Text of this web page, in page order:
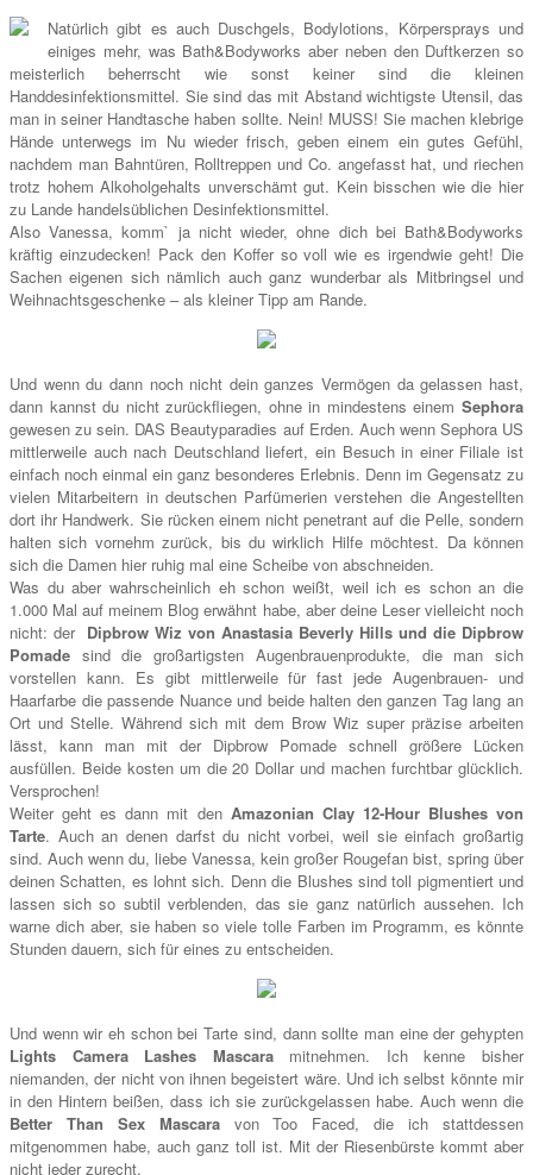
Natürlich gibt es auch Duschgels, Bodylotions, Körpersprays und
einiges mehr, was Bath&Bodyworks aber neben den Duftkerzen so
meisterlich beherrscht wie sonst keiner sind die kleinen
Handdesinfektionsmittel. Sie sind das mit Abstand wichtigste Utensil, das
man in seiner Handtasche haben sollte. Nein! MUSS! Sie machen klebrige
Hände unterwegs im Nu wieder frisch, geben einem ein gutes Gefühl,
nachdem man Bahntüren, Rolltreppen und Co. angefasst hat, und riechen
trotz hohem Alkoholgehalts unverschämt gut. Kein bisschen wie die hier
zu Lande handelsüblichen Desinfektionsmittel.
Also Vanessa, komm` ja nicht wieder, ohne dich bei Bath&Bodyworks
kräftig einzudecken! Pack den Koffer so voll wie es irgendwie geht! Die
Sachen eigenen sich nämlich auch ganz wunderbar als Mitbringsel und
Weihnachtsgeschenke – als kleiner Tipp am Rande.
Und wenn du dann noch nicht dein ganzes Vermögen da gelassen hast,
dann kannst du nicht zurückfliegen, ohne in mindestens einem Sephora
gewesen zu sein. DAS Beautyparadies auf Erden. Auch wenn Sephora US
mittlerweile auch nach Deutschland liefert, ein Besuch in einer Filiale ist
einfach noch einmal ein ganz besonderes Erlebnis. Denn im Gegensatz zu
vielen Mitarbeitern in deutschen Parfümerien verstehen die Angestellten
dort ihr Handwerk. Sie rücken einem nicht penetrant auf die Pelle, sondern
halten sich vornehm zurück, bis du wirklich Hilfe möchtest. Da können
sich die Damen hier ruhig mal eine Scheibe von abschneiden.
Was du aber wahrscheinlich eh schon weißt, weil ich es schon an die
1.000 Mal auf meinem Blog erwähnt habe, aber deine Leser vielleicht noch
nicht: der Dipbrow Wiz von Anastasia Beverly Hills und die Dipbrow
Pomade sind die großartigsten Augenbrauenprodukte, die man sich
vorstellen kann. Es gibt mittlerweile für fast jede Augenbrauen- und
Haarfarbe die passende Nuance und beide halten den ganzen Tag lang an
Ort und Stelle. Während sich mit dem Brow Wiz super präzise arbeiten
lässt, kann man mit der Dipbrow Pomade schnell größere Lücken
ausfüllen. Beide kosten um die 20 Dollar und machen furchtbar glücklich.
Versprochen!
Weiter geht es dann mit den Amazonian Clay 12-Hour Blushes von
Tarte. Auch an denen darfst du nicht vorbei, weil sie einfach großartig
sind. Auch wenn du, liebe Vanessa, kein großer Rougefan bist, spring über
deinen Schatten, es lohnt sich. Denn die Blushes sind toll pigmentiert und
lassen sich so subtil verblenden, das sie ganz natürlich aussehen. Ich
warne dich aber, sie haben so viele tolle Farben im Programm, es könnte
Stunden dauern, sich für eines zu entscheiden.
Und wenn wir eh schon bei Tarte sind, dann sollte man eine der gehypten
Lights Camera Lashes Mascaramitnehmen. Ich kenne bisher
niemanden, der nicht von ihnen begeistert wäre. Und ich selbst könnte mir
in den Hintern beißen, dass ich sie zurückgelassen habe. Auch wenn die
Better Than Sex Mascaravon Too Faced, die ich stattdessen
mitgenommen habe, auch ganz toll ist. Mit der Riesenbürste kommt aber
nicht jeder zurecht.